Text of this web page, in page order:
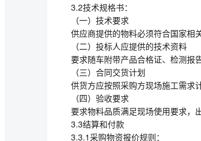
3.2技术规格书：
（一）技术要求
供应商提供的物料必须符合国家相
（二）投标人应提供的技术资料
要求随车附带产品合格证、检测报
（三）合同交货计划
供货方应按照采购方现场施工需求
（四）验收要求
要求物料品质满足现场使用要求，
3.3结算和付款
3.3.1采购物资报价规则：